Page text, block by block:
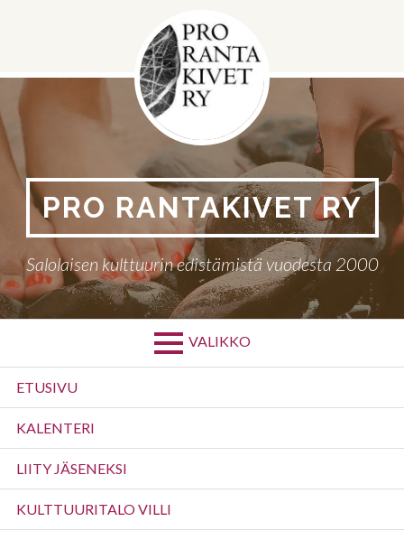
PRO RANTAKIVET RY
Salolaisen kulttuurin edistämistä vuodesta 2000
VALIKKO
Ensisijainen
valikko
ETUSIVU
KALENTERI
LIITY JÄSENEKSI
KULTTUURITALO VILLI